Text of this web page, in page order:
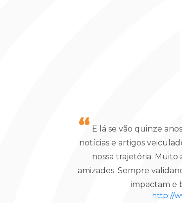
E lá se vão quinze
notícias e artigos
nossa trajetória. Muito
amizades. Sempre
impactam e
http://